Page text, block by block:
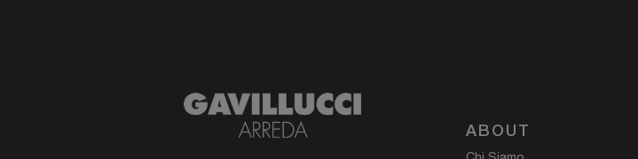
ABOUT